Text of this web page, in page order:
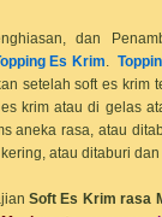
dan
Es Krim
setelah soft es krim
krim atau di gelas
aneka rasa, atau
atau ditaburi
Soft Es Krim rasa